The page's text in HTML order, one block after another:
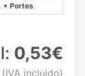
+ Portes
0,53€
(IVA incluido)